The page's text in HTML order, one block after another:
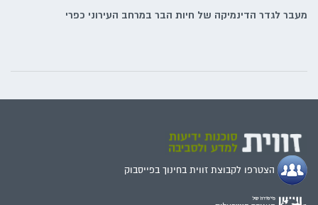
מעבר לגדר הדינמיקה של חיות הבר במרחב העירוני כפרי
הצטרפו לקבוצת זווית בחינוך בפייסבוק